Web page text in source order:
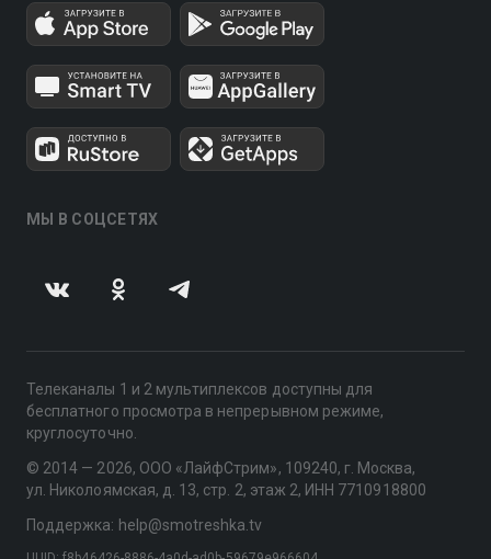
МЫ В СОЦСЕТЯХ
Телеканалы 1 и 2 мультиплексов доступны для
бесплатного просмотра в непрерывном режиме,
круглосуточно.
© 2014 — 2026, ООО «ЛайфСтрим», 109240, г. Москва,
ул. Николоямская, д. 13, стр. 2, этаж 2, ИНН 7710918800
Поддержка: help@smotreshka.tv